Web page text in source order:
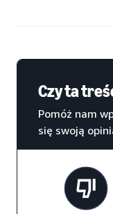
Czy ta
Pomóż nam
się swoją